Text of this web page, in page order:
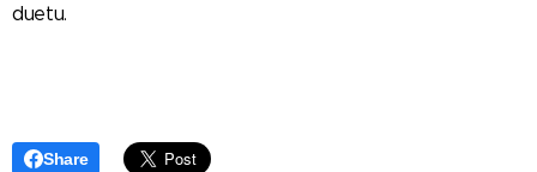
duetu.
Share